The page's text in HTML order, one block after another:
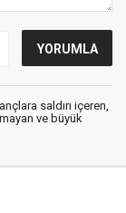
saldırı içeren,
ve büyük